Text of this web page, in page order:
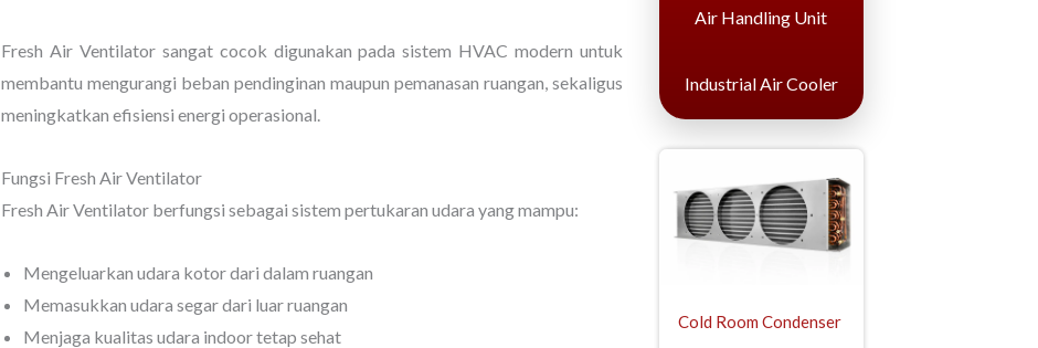
Fresh Air Ventilator sangat cocok digunakan pada sistem HVAC modern untuk
membantu mengurangi beban pendinginan maupun pemanasan ruangan, sekaligus
meningkatkan efisiensi energi operasional.
Fungsi Fresh Air Ventilator
Fresh Air Ventilator berfungsi sebagai sistem pertukaran udara yang mampu:
Mengeluarkan udara kotor dari dalam ruangan
Memasukkan udara segar dari luar ruangan
Menjaga kualitas udara indoor tetap sehat
Air Handling Unit
Industrial Air Cooler
Cold Room Condenser